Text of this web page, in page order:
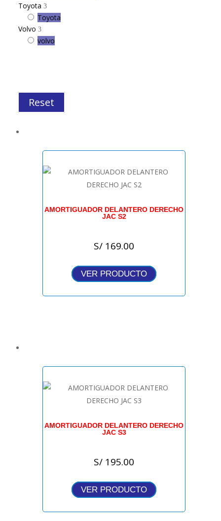
Toyota
Toyota
Volvo
volvo
Reset
AMORTIGUADOR DELANTERO DERECHO
JAC S2
S/ 169.00
VER PRODUCTO
AMORTIGUADOR DELANTERO DERECHO
JAC S3
S/ 195.00
VER PRODUCTO